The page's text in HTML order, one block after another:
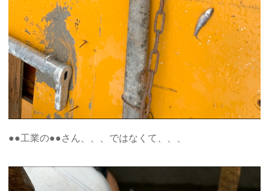
●●工業の●●さん、、、ではなくて、、、